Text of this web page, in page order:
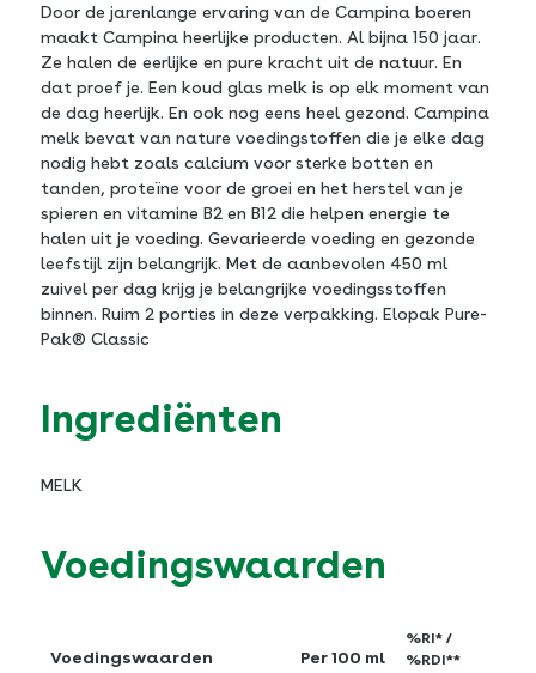
Door de jarenlange ervaring van de Campina boeren
maakt Campina heerlijke producten. Al bijna 150 jaar.
Ze halen de eerlijke en pure kracht uit de natuur. En
dat proef je. Een koud glas melk is op elk moment van
de dag heerlijk. En ook nog eens heel gezond. Campina
melk bevat van nature voedingstoffen die je elke dag
nodig hebt zoals calcium voor sterke botten en
tanden, proteïne voor de groei en het herstel van je
spieren en vitamine B2 en B12 die helpen energie te
halen uit je voeding. Gevarieerde voeding en gezonde
leefstijl zijn belangrijk. Met de aanbevolen 450 ml
zuivel per dag krijg je belangrijke voedingsstoffen
binnen. Ruim 2 porties in deze verpakking. Elopak Pure-
Pak® Classic
Ingrediënten
MELK
Voedingswaarden
Voedingswaarden Per 100 ml
%RI* /
%RDI**